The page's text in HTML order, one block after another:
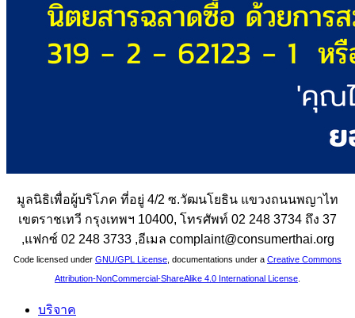
มูลนิธิเพื่อผู้บริโภค ที่อยู่ 4/2 ซ.วัฒนโยธิน แขวงถนนพญาไท
เขตราชเทวี กรุงเทพฯ 10400, โทรศัพท์ 02 248 3734 ถึง 37
,แฟกซ์ 02 248 3733 ,อีเมล complaint@consumerthai.org
Code licensed under GNU/GPL License , documentations under a Creative Commons
Attribution-NonCommercial-ShareAlike 4.0 International License
บริจาค